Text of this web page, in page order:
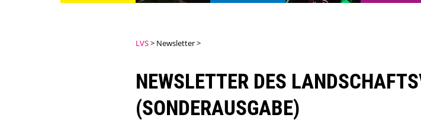
LVS Newsletter
NEWSLETTER DES
(SONDERAUSGABE)